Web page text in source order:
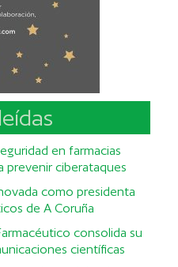
en farmacias
prevenir ciberataques
como presidenta
de A Coruña
consolida su
científicas